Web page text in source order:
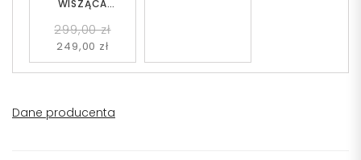
WISZĄCA
ZŁOTO LEDO W4
299,00 zł
249,00 zł
Dane producenta